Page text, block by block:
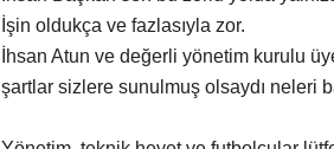
İşin oldukça ve fazlasıyla zor.
İhsan Atun ve değerli yönetim kurulu
şartlar sizlere sunulmuş olsaydı neleri